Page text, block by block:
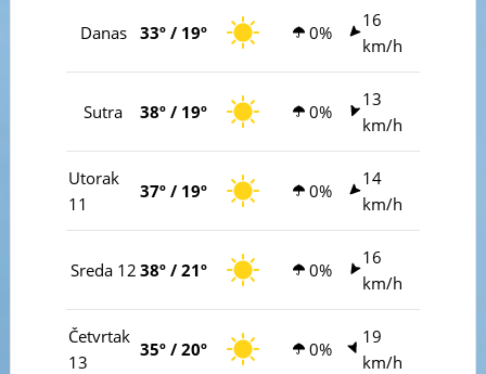
Danas 33º / 19º 0%
16
km/h
Sutra 38º / 19º 0%
13
km/h
Utorak
11
37º / 19º 0%
14
km/h
Sreda 12 38º / 21º 0%
16
km/h
Četvrtak
13
35º / 20º 0%
19
km/h